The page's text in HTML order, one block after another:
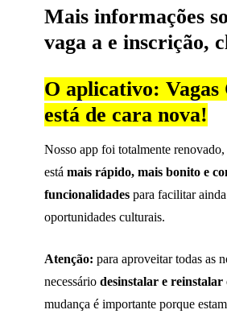
Mais informações
vaga a e inscrição,
O aplicativo:
está de cara nova!
Nosso app foi totalmente
está mais rápido, mais bonito e
funcionalidades para facilitar
oportunidades culturais.
Atenção: para aproveitar todas as
necessário desinstalar e reinstalar
mudança é importante porque